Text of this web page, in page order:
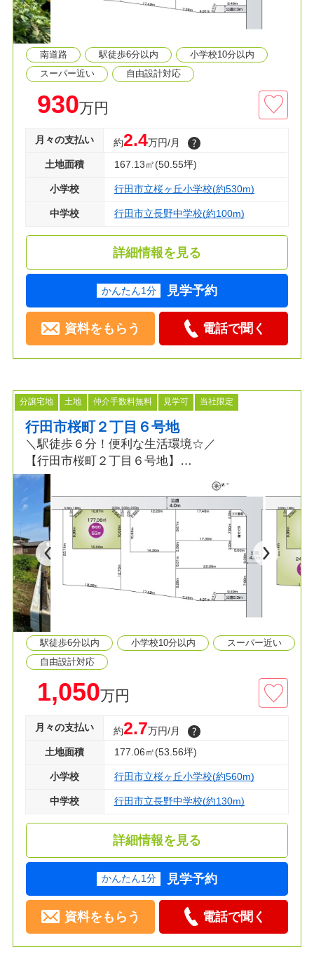
≫生活環境
◆桜ヶ丘小学校 徒歩７分
◆長野中学校 徒歩２分
◆マミーマート 徒歩９分
◆クスリのアオキ 徒歩８分
◇資料請求・見学予約などお気軽にご利用くださ
南道路 駅徒歩6分以内
小学校10分以内
スーパー近い
自由設計対応
930万円
月々の支払い 約2.4万円/月
土地面積 167.13㎡(50.55坪)
小学校 行田市立桜ヶ丘小学校(約530m)
中学校 行田市立長野中学校(約100m)
詳細情報を見る
かんたん1分 見学予約
資料をもらう 電話で聞く
分譲宅地 土地 仲介手数料無料 見学可 当社限定
行田市桜町２丁目６号地
＼駅徒歩６分！便利な生活環境☆／
【行田市桜町２丁目６号地】
≫POINT
◆土地広 約53坪！条件付売地
◆主要道路に出やすい立地
◆学校が徒歩7分圏内で通学も楽々♪
≫生活環境
◆桜ヶ丘小学校 徒歩８分
◆長野中学校 徒歩２分
◆マミーマート 徒歩９分
◆クスリのアオキ 徒歩９分
◇資料請求・見学のご予約、住宅ローンが不安な
方もお気軽にご相談ください！
駅徒歩6分以内 小学校10分以内
スーパー近い
自由設計対応
1,050万円
月々の支払い 約2.7万円/月
土地面積 177.06㎡(53.56坪)
小学校 行田市立桜ヶ丘小学校(約560m)
中学校 行田市立長野中学校(約130m)
詳細情報を見る
かんたん1分 見学予約
資料をもらう 電話で聞く